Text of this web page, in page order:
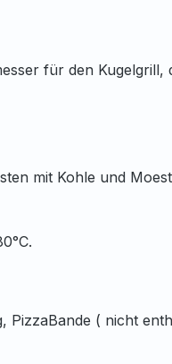
für den
mit Kohle und
PizzaBande ( nicht